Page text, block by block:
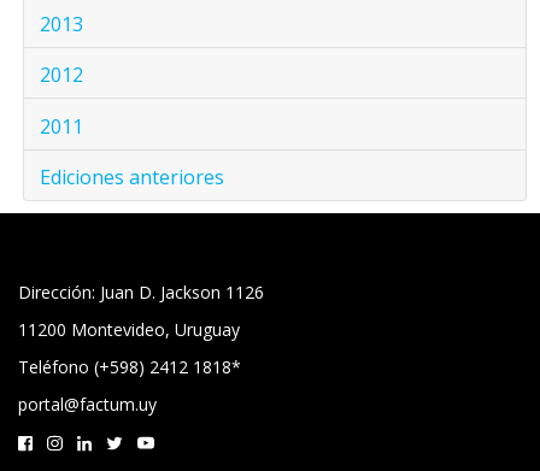
2013
2012
2011
Ediciones anteriores
Dirección: Juan D. Jackson 1126
11200 Montevideo, Uruguay
Teléfono (+598) 2412 1818*
portal@factum.uy